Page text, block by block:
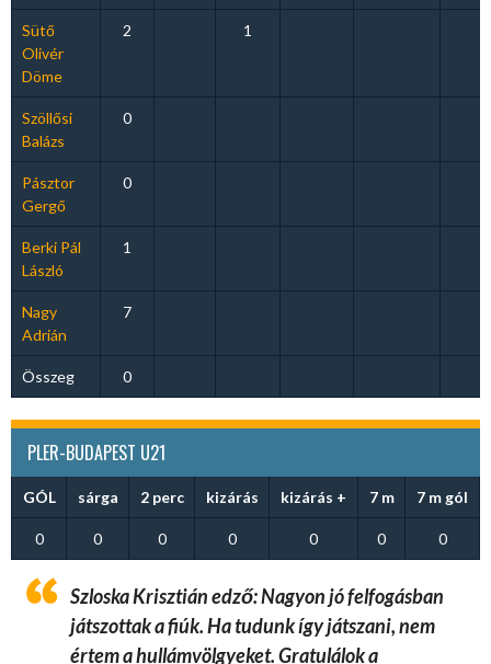
Sütő
Olivér
Döme
2 1
Szöllősi
Balázs
0
Pásztor
Gergő
0
Berki Pál
László
1
Nagy
Adrián
7
Összeg 0
PLER-BUDAPEST U21
GÓL sárga 2 perc kizárás kizárás + 7 m 7 m gól
0 0 0 0 0 0 0
Szloska Krisztián edző: Nagyon jó felfogásban
játszottak a fiúk. Ha tudunk így játszani, nem
értem a hullámvölgyeket. Gratulálok a